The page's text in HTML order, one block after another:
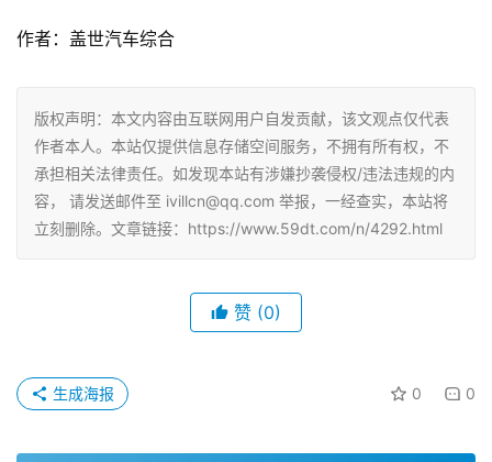
作者：盖世汽车综合
版权声明：本文内容由互联网用户自发贡献，该文观点仅代表
作者本人。本站仅提供信息存储空间服务，不拥有所有权，不
承担相关法律责任。如发现本站有涉嫌抄袭侵权/违法违规的内
容， 请发送邮件至 ivillcn@qq.com 举报，一经查实，本站将
立刻删除。文章链接：https://www.59dt.com/n/4292.html
赞 (0)
0 0
生成海报